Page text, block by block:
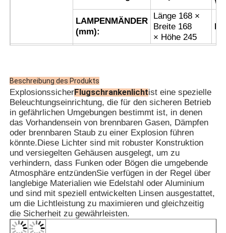
LAMPENMÄNDER
(mm):
Länge 168 ×
Breite 168
× Höhe 245
Eigenschaften
· Die explosionssichere Konstruktion
und kann in Umgebungen mit Gasen
explosionssicheren Qualität verwendet
· Das Druckgussgehäuse aus
elektrostatisch gespritzte Oberfläche
· Es verwendet eine hohe Helligkeit
Stromverbrauch, eine lange
Die Explosionssichere
hoher Intensität erhältlich.
· Die hochschützende, versiegelte
Silikon-Gummidichtung ausgestattet
• Es verfügt über einen integrierten
mit einem GPS- und einem Beidou-
mehrere Lichter zu synchronisieren.
Beschreibung des Produkts
ExplosionssicherFlugschrankenlichtist eine spezielle
Beleuchtungseinrichtung, die für den sicheren Betrieb
in gefährlichen Umgebungen bestimmt ist, in denen
das Vorhandensein von brennbaren Gasen, Dämpfen
oder brennbaren Staub zu einer Explosion führen
könnte.Diese Lichter sind mit robuster Konstruktion
und versiegelten Gehäusen ausgelegt, um zu
verhindern, dass Funken oder Bögen die umgebende
Atmosphäre entzündenSie verfügen in der Regel über
langlebige Materialien wie Edelstahl oder Aluminium
und sind mit speziell entwickelten Linsen ausgestattet,
um die Lichtleistung zu maximieren und gleichzeitig
die Sicherheit zu gewährleisten.